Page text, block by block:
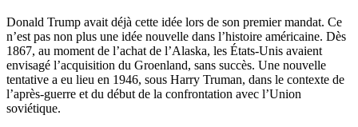
Donald Trump avait déjà cette idée lors de son premier mandat. Ce
n’est pas non plus une idée nouvelle dans l’histoire américaine. Dès
1867, au moment de l’achat de l’Alaska, les États-Unis avaient
envisagé l’acquisition du Groenland, sans succès. Une nouvelle
tentative a eu lieu en 1946, sous Harry Truman, dans le contexte de
l’après-guerre et du début de la confrontation avec l’Union
soviétique.